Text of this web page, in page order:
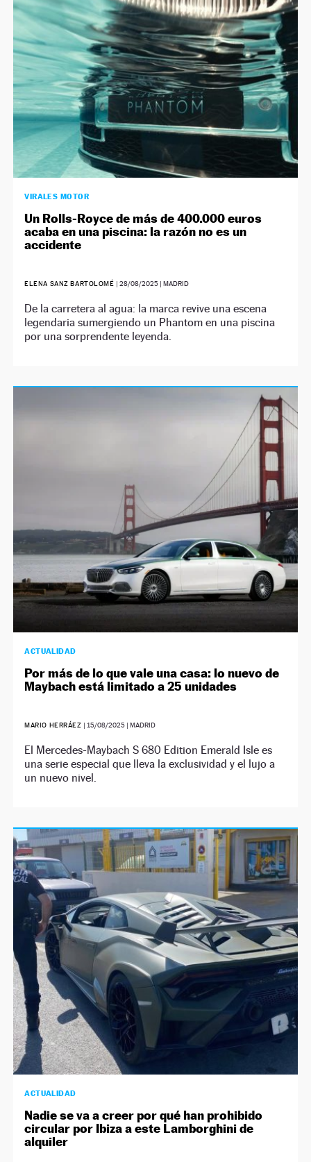
NEWSLETTER
SÍGUENOS
VIRALES MOTOR
Un Rolls-Royce de más de 400.000 euros
acaba en una piscina: la razón no es un
accidente
ELENA SANZ BARTOLOMÉ | 28/08/2025| MADRID
De la carretera al agua: la marca revive una escena
legendaria sumergiendo un Phantom en una piscina
por una sorprendente leyenda.
ACTUALIDAD
Por más de lo que vale una casa: lo nuevo de
Maybach está limitado a 25 unidades
MARIO HERRÁEZ | 15/08/2025| MADRID
El Mercedes-Maybach S 680 Edition Emerald Isle es
una serie especial que lleva la exclusividad y el lujo a
un nuevo nivel.
ACTUALIDAD
Nadie se va a creer por qué han prohibido
circular por Ibiza a este Lamborghini de
alquiler